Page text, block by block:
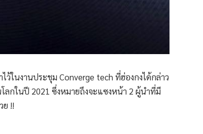
ไว้ในงานประชุม Converge tech ที่ฮ่องกงได้กล่าว
กในปี 2021 ซึ่งหมายถึงจะแซงหน้า 2 ผู้นำที่มี
ย !!